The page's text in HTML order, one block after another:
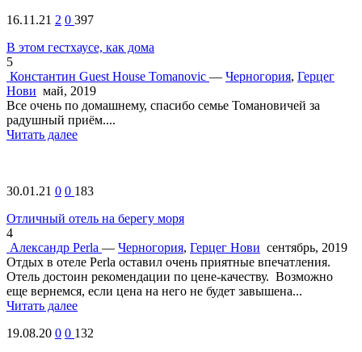
16.11.21 2 0 397
В этом гестхаусе, как дома
5
Константин Guest House Tomanovic — Черногория, Герцег
Нови май, 2019
Все очень по домашнему, спасибо семье Томановичей за
радушный приём....
Читать далее
30.01.21 0 0 183
Отличный отель на берегу моря
4
Александр Perla — Черногория, Герцег Нови сентябрь, 2019
Отдых в отеле Perla оставил очень приятные впечатления.
Отель достоин рекомендации по цене-качеству. Возможно
еще вернемся, если цена на него не будет завышена...
Читать далее
19.08.20 0 0 132